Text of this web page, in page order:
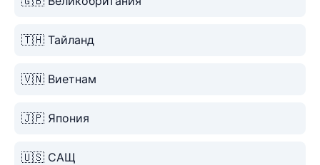
🇹🇭 Тайланд
🇻🇳 Виетнам
🇯🇵 Япония
🇺🇸 САЩ